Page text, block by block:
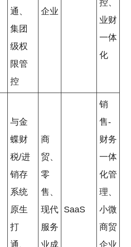
通、
集团
级权
限管
控
企业
控、
业财
一体
化
与金
蝶财
税/进
销存
系统
原生
打
通、
商
贸、
零
售、
现代
服务
业成
SaaS
销
售-
财务
一体
化管
理、
小微
商贸
企业